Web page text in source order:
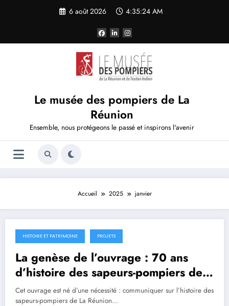
6 août 2026 4:35:25 AM
Le musée des pompiers de La
Réunion
Ensemble, nous protégeons le passé et inspirons l'avenir
Accueil 2025 janvier
26 janvier 2025
HISTOIRE ET PATRIMOINE PROJETS
La genèse de l’ouvrage : 70 ans
d’histoire des sapeurs-pompiers de
La Réunion
Cet ouvrage est né d’une nécessité : communiquer sur l’histoire des
sapeurs-pompiers de La Réunion…